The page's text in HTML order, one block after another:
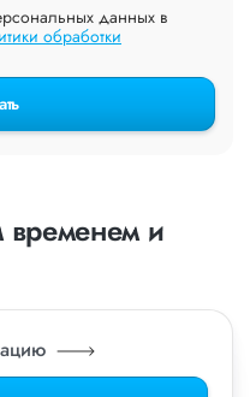
данных в
обработки
и